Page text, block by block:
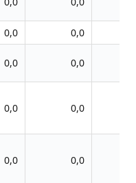
0,0
0,0
0,0 0,0
0,0 0,0
0,0 0,0